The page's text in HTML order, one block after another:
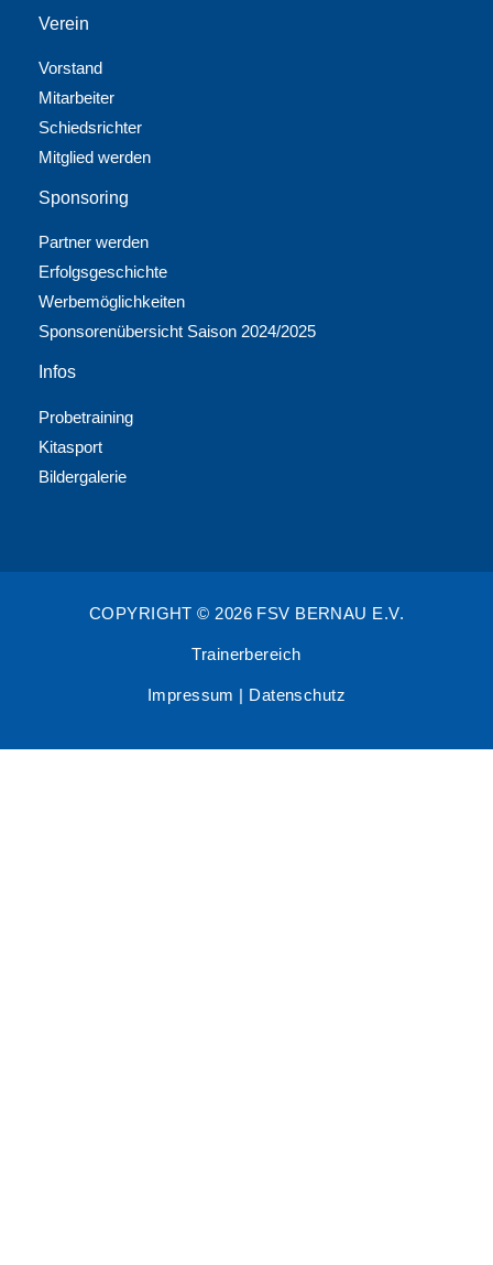
Verein
Vorstand
Mitarbeiter
Schiedsrichter
Mitglied werden
Sponsoring
Partner werden
Erfolgsgeschichte
Werbemöglichkeiten
Sponsorenübersicht Saison 2024/2025
Infos
Probetraining
Kitasport
Bildergalerie
COPYRIGHT © 2026 FSV BERNAU E.V.
Trainerbereich
Impressum Datenschutz